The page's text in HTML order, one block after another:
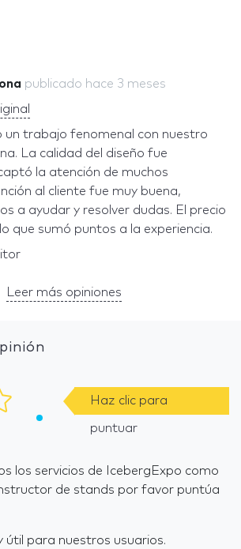
publicado hace 3 meses
un trabajo fenomenal con nuestro
La calidad del diseño fue
la atención de muchos
al cliente fue muy buena,
a ayudar y resolver dudas. El precio
que sumó puntos a la experiencia.
Leer más opiniones
Haz clic para
puntuar
los servicios de IcebergExpo como
de stands por favor puntúa
útil para nuestros usuarios.